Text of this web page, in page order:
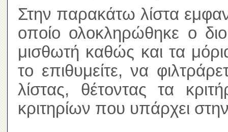
Στην παρακάτω λίστα
οποίο ολοκληρώθηκε ο
μισθωτή καθώς και τα
το επιθυμείτε, να
λίστας, θέτοντας τα
κριτηρίων που υπάρχει